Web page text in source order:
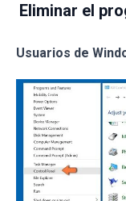
Eliminar el
Usuarios de